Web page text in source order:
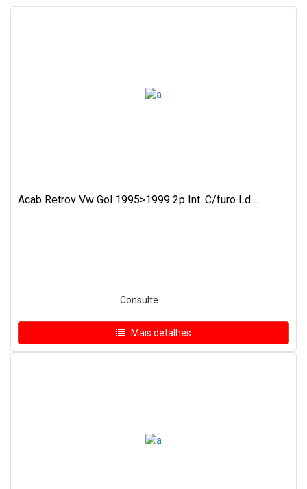
Acab Retrov Vw Gol 1995>1999 2p Int. C/furo Ld ...
Consulte
Mais detalhes